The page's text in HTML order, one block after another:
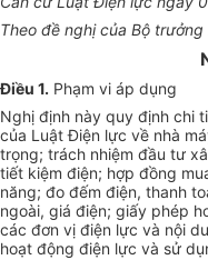
Theo đề nghị của Bộ
Điều 1. Phạm vi áp dụng
Nghị định này quy định chi
của Luật Điện lực về nhà
trọng; trách nhiệm đầu tư
tiết kiệm điện; hợp đồng
năng; đo đếm điện, thanh
ngoài, giá điện; giấy phép
các đơn vị điện lực và nội
hoạt động điện lực và sử